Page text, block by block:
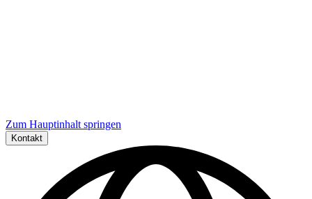
Zum Hauptinhalt springen
Kontakt